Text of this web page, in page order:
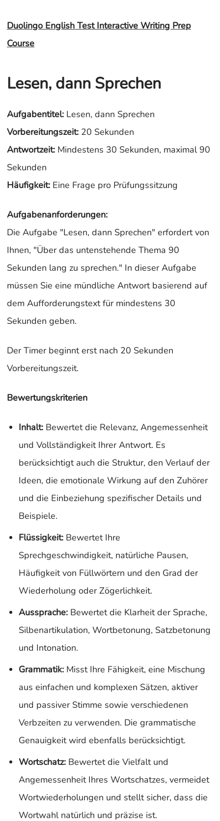
Duolingo English Test Interactive Writing Prep
Course
Lesen, dann Sprechen
Aufgabentitel: Lesen, dann Sprechen
Vorbereitungszeit: 20 Sekunden
Antwortzeit: Mindestens 30 Sekunden, maximal 90
Sekunden
Häufigkeit: Eine Frage pro Prüfungssitzung
Aufgabenanforderungen:
Die Aufgabe "Lesen, dann Sprechen" erfordert von
Ihnen, "Über das untenstehende Thema 90
Sekunden lang zu sprechen." In dieser Aufgabe
müssen Sie eine mündliche Antwort basierend auf
dem Aufforderungstext für mindestens 30
Sekunden geben.
Der Timer beginnt erst nach 20 Sekunden
Vorbereitungszeit.
Bewertungskriterien
Inhalt: Bewertet die Relevanz, Angemessenheit
und Vollständigkeit Ihrer Antwort. Es
berücksichtigt auch die Struktur, den Verlauf der
Ideen, die emotionale Wirkung auf den Zuhörer
und die Einbeziehung spezifischer Details und
Beispiele.
Flüssigkeit: Bewertet Ihre
Sprechgeschwindigkeit, natürliche Pausen,
Häufigkeit von Füllwörtern und den Grad der
Wiederholung oder Zögerlichkeit.
Aussprache: Bewertet die Klarheit der Sprache,
Silbenartikulation, Wortbetonung, Satzbetonung
und Intonation.
Grammatik: Misst Ihre Fähigkeit, eine Mischung
aus einfachen und komplexen Sätzen, aktiver
und passiver Stimme sowie verschiedenen
Verbzeiten zu verwenden. Die grammatische
Genauigkeit wird ebenfalls berücksichtigt.
Wortschatz: Bewertet die Vielfalt und
Angemessenheit Ihres Wortschatzes, vermeidet
Wortwiederholungen und stellt sicher, dass die
Wortwahl natürlich und präzise ist.